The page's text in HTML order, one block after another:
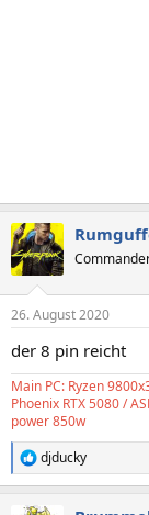
26. August 2020
der 8 pin reicht
Main PC: Ryzen
Phoenix RTX 5080 /
power 850w
R
e
djducky